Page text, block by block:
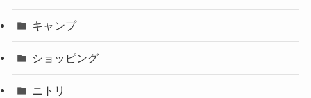
キャンプ
ショッピング
ニトリ